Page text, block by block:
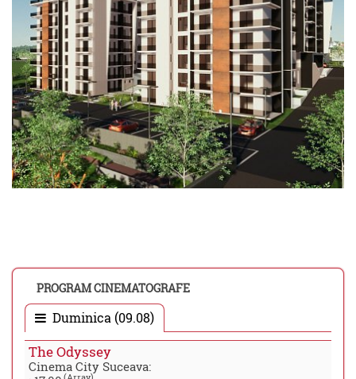
PROGRAM CINEMATOGRAFE
Duminica (09.08)
The Odyssey
Cinema City Suceava: